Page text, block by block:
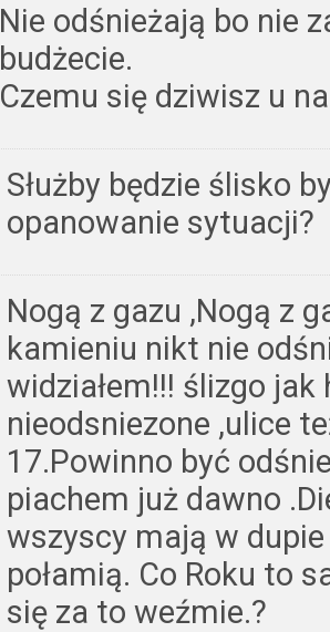
Nie odśnieżają bo nie
budżecie.
Czemu się dziwisz u
Służby będzie ślisko
opanowanie sytuacji?
Nogą z gazu ,Nogą z
kamieniu nikt nie
widziałem!!! ślizgo
nieodsniezone ,ulice
17.Powinno być
piachem już dawno
wszyscy mają w
połamią. Co Roku to
się za to weźmie.?